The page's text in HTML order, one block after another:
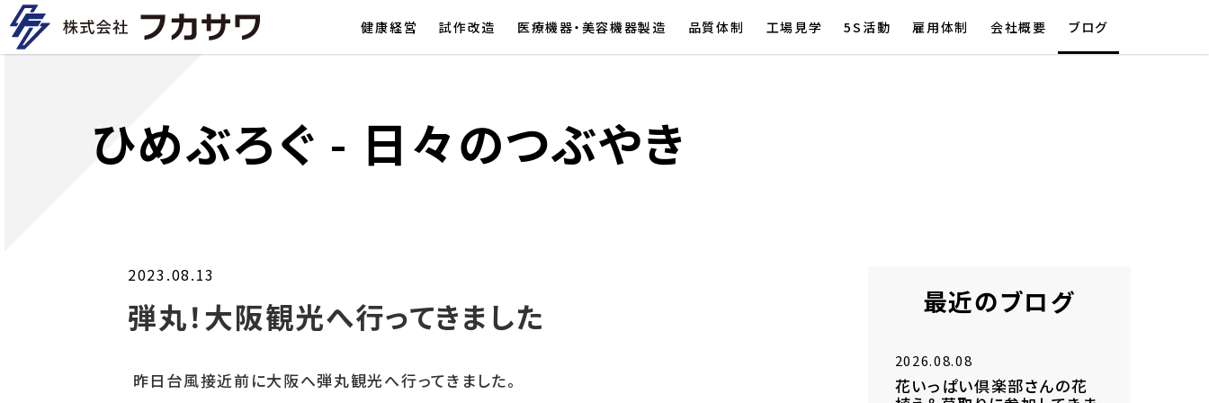
健康経営 試作改造 医療機器・美容機器製造 品質体制 工場見学 5S活動 雇用体制 会社概要 ブログ
ひめぶろぐ - 日々のつぶやき
2023.08.13
弾丸！大阪観光へ行ってきました
昨日台風接近前に大阪へ弾丸観光へ行ってきました。
最近のブログ
2026.08.08
花いっぱい倶楽部さんの花